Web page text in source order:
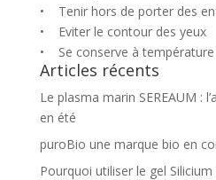
• Tenir hors de porter des
• Eviter le contour des yeux
• Se conserve à
Articles récents
Le plasma marin SEREAUM :
en été
puroBio une marque bio en
Pourquoi utiliser le gel